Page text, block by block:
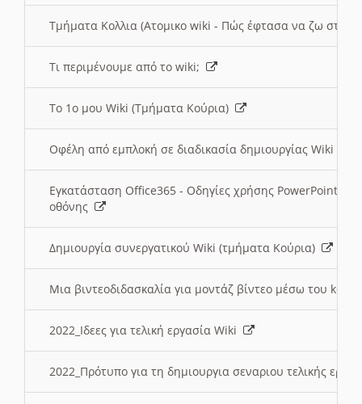
Τμήματα Κολλια (Ατομικο wiki - Πώς έφτασα να ζω στην
Τι περιμένουμε από το wiki;
Το 1ο μου Wiki (Τμήματα Κούρια)
Οφέλη από εμπλοκή σε διαδικασία δημιουργίας Wiki
Εγκατάσταση Office365 - Οδηγίες χρήσης PowerPoint
οθόνης
Δημιουργία συνεργατικού Wiki (τμήματα Κούρια)
Μια βιντεοδιδασκαλία για μοντάζ βίντεο μέσω του
2022_Ιδεες για τελική εργασία Wiki
2022_Πρότυπο για τη δημιουργια σεναριου τελικής